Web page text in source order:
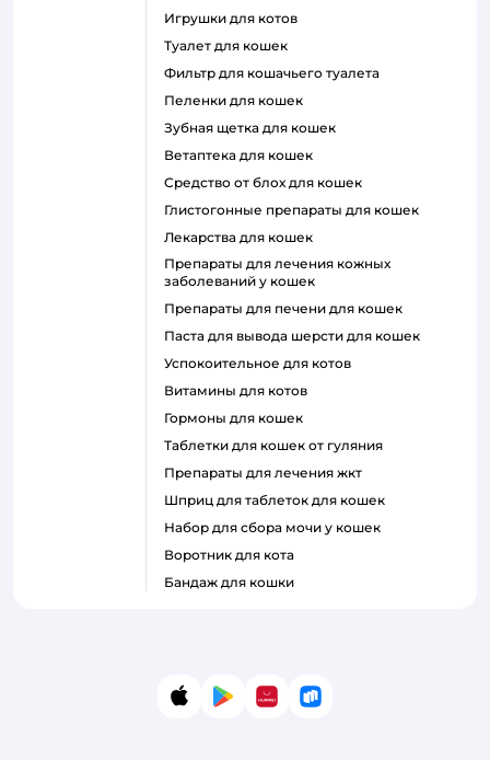
игрушки для котов
туалет для кошек
фильтр для кошачьего туалета
пеленки для кошек
зубная щетка для кошек
ветаптека для кошек
средство от блох для кошек
глистогонные препараты для кошек
лекарства для кошек
препараты для лечения кожных
заболеваний у кошек
препараты для печени для кошек
паста для вывода шерсти для кошек
успокоительное для котов
витамины для котов
гормоны для кошек
таблетки для кошек от гуляния
препараты для лечения жкт
шприц для таблеток для кошек
набор для сбора мочи у кошек
воротник для кота
бандаж для кошки
App StoreGoogle Play
AppGallery
RuStore